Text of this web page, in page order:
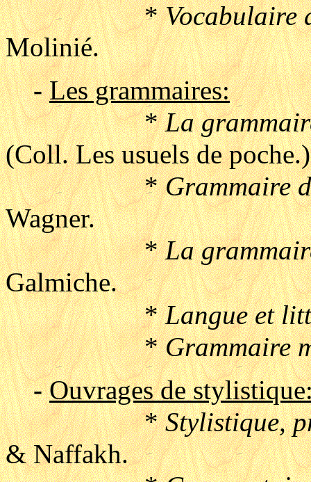
*Vocabulaire
Molinié.
- Les grammaires:
*La
(Coll. Les usuels de poche.)
*Grammaire
Wagner.
*La
Galmiche.
*Langue et
*Grammaire
-Ouvrages de
*Stylistique,
& Naffakh.